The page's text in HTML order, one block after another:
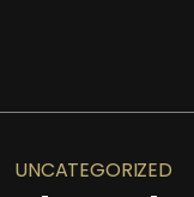
UNCATEGORIZED